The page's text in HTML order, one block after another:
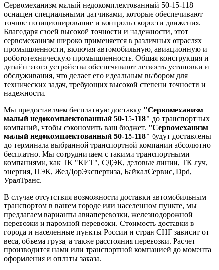
Сервомеханизм малый недокомплектованный 50-15-118
оснащен специальными датчиками, которые обеспечивают
точное позиционирование и контроль скорости движения.
Благодаря своей высокой точности и надежности, этот
сервомеханизм широко применяется в различных отраслях
промышленности, включая автомобильную, авиационную и
робототехническую промышленность. Общая конструкция и
дизайн этого устройства обеспечивают легкость установки и
обслуживания, что делает его идеальным выбором для
технических задач, требующих высокой степени точности и
надежности.
Мы предоставляем бесплатную доставку "Сервомеханизм
малый недокомплектованный 50-15-118" до транспортных
компаний, чтобы сэкономить ваш бюджет. "Сервомеханизм
малый недокомплектованный 50-15-118" будут доставлены
до терминала выбранной транспортной компании абсолютно
бесплатно. Мы сотрудничаем с такими транспортными
компаниями, как ТК "КИТ", СДЭК, деловые линии, ТК луч,
энергия, ПЭК, ЖелДорЭкспертиза, БайкалСервис, Dpd,
УралТранс.
В случае отсутствия возможности доставки автомобильным
транспортом в вашем городе или населенном пункте, мы
предлагаем варианты авиаперевозки, железнодорожной
перевозки и паромной перевозки. Стоимость доставки в
города и населенные пункты России и стран СНГ зависит от
веса, объема груза, а также расстояния перевозки. Расчет
производится нами или транспортной компанией до момента
оформления и оплаты заказа.